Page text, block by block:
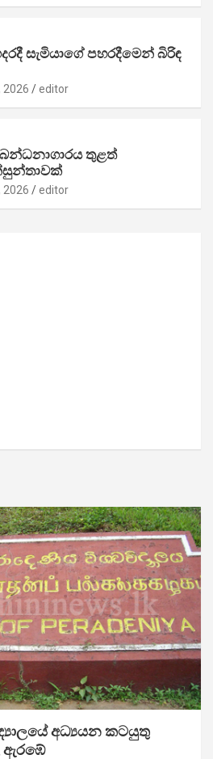
සැමියාගේ පහරදීමෙන් බිරිඳ
2026 editor
තුළත්
2026 editor
අධ්‍යයන කටයුතු
ඇරඹේ